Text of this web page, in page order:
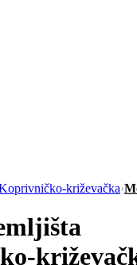
križevačka›